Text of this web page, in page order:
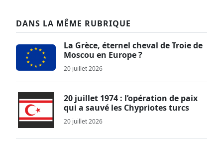
DANS LA MÊME RUBRIQUE
La Grèce, éternel cheval de Troie de
Moscou en Europe ?
20 juillet 2026
20 juillet 1974 : l’opération de paix
qui a sauvé les Chypriotes turcs
20 juillet 2026